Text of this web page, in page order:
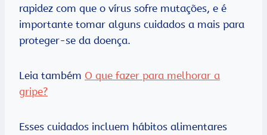
rapidez com que o vírus sofre mutações, e é
importante tomar alguns cuidados a mais para
proteger-se da doença.
Leia também O que fazer para melhorar a
gripe?
Esses cuidados incluem hábitos alimentares